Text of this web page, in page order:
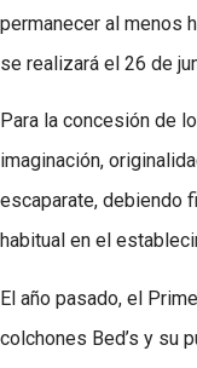
permanecer al menos
se realizará el 26 de
Para la concesión de
imaginación,
escaparate, debiendo
habitual en el
El año pasado, el
colchones Bed’s y su